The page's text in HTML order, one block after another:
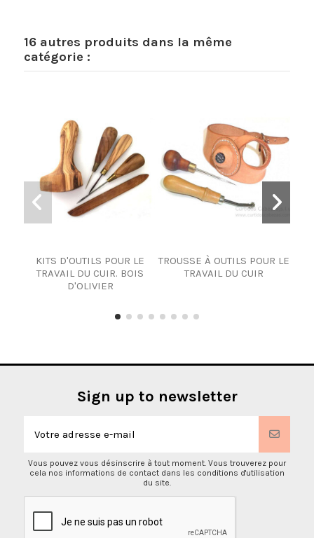
16 autres produits dans la même
catégorie :
KITS D'OUTILS POUR LE
TRAVAIL DU CUIR. BOIS
D'OLIVIER
TROUSSE À OUTILS POUR LE
TRAVAIL DU CUIR
Sign up to newsletter
Vous pouvez vous désinscrire à tout moment. Vous trouverez pour
cela nos informations de contact dans les conditions d'utilisation
du site.